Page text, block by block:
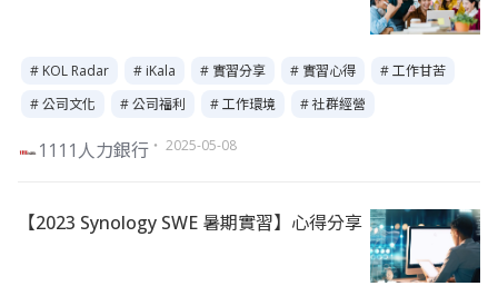
# KOL Radar # iKala # 實習分享 # 實習心得
# 工作甘苦
# 公司文化
# 公司福利 # 工作環境 # 社群經營
1111人力銀行 ・ 2025-05-08
【2023 Synology SWE 暑期實習】心得分享